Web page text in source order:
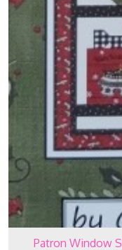
Patron Window